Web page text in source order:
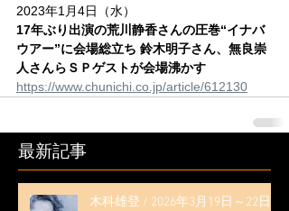
2023年1月4日（水）
17年ぶり出演の荒川静香さんの圧巻“イナバ
ウアー”に会場総立ち 鈴木明子さん、無良崇
人さんらＳＰゲストが会場沸かす
https://www.chunichi.co.jp/article/612130
最新記事
木科雄登 / 2026年3月19日～22日